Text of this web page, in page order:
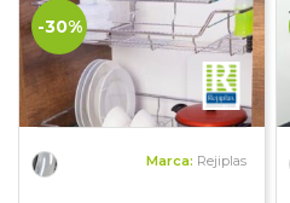
-30%
Marca: Rejiplas